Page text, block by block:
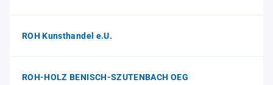
ROH Kunsthandel e.U.
ROH-HOLZ BENISCH-SZUTENBACH OEG